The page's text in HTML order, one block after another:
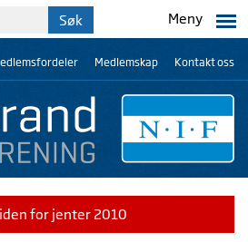
Meny
Medlemskap Kontakt oss
for jenter 2010